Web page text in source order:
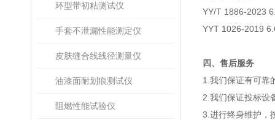
环型带初粘测试仪
手套不泄漏性能测定仪
皮肤缝合线线径测量仪
油漆面耐划痕测试仪
阻燃性能试验仪
YY/T 1886-2023
YYT 1026-2019
四、售后服务
1.我们保证有可靠
2.我们保证投标设
3.进行终身维护，